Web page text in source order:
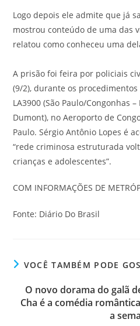
Logo depois ele admite que já
mostrou conteúdo de uma das
relatou como conheceu uma
A prisão foi feira por policiais
(9/2), durante os
LA3900 (São Paulo/Congonhas
Dumont), no Aeroporto de
Paulo. Sérgio Antônio Lopes é
“rede criminosa estruturada
crianças e adolescentes”.
COM INFORMAÇÕES DE
Fonte: Diário Do Brasil
VOCÊ TAMBÉM PODE
O novo dorama do galã
Cha é a comédia
a